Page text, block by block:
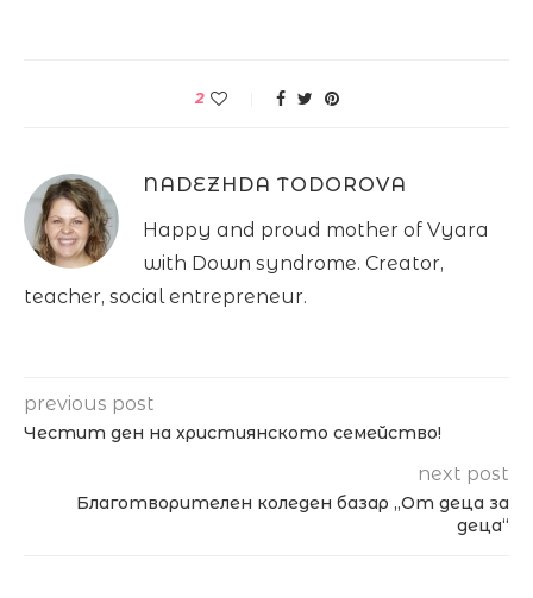
2
NADEZHDA TODOROVA
Happy and proud mother of Vyara
with Down syndrome. Creator,
teacher, social entrepreneur.
previous post
Честит ден на християнското семейство!
next post
Благотворителен коледен базар „От деца за
деца“